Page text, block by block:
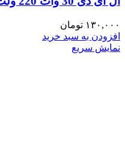
۱۳۰,۰۰۰ تومان
افزودن به سبد خرید
نمایش سریع